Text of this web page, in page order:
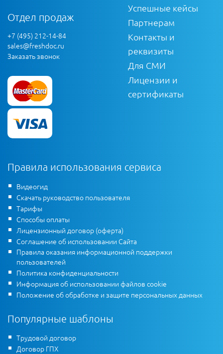
Отдел продаж
+7 (495) 212-14-84
sales@freshdoc.ru
Заказать звонок
Успешные кейсы
Партнерам
Контакты и
реквизиты
Для СМИ
Лицензии и
сертификаты
Правила использования сервиса
Видеогид
Скачать руководство пользователя
Тарифы
Способы оплаты
Лицензионный договор (оферта)
Соглашение об использовании Сайта
Правила оказания информационной поддержки
пользователей
Политика конфиденциальности
Информация об использовании файлов cookie
Положение об обработке и защите персональных данных
Популярные шаблоны
Трудовой договор
Договор ГПХ